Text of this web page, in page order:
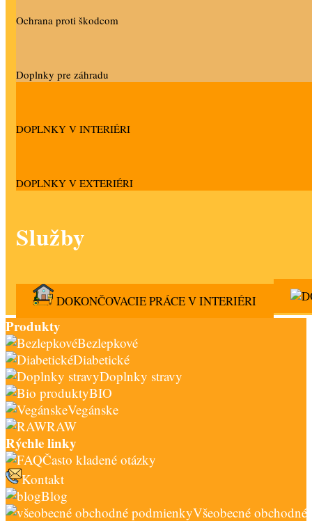
Ochrana proti škodcom
Doplnky pre záhradu
DOPLNKY V INTERIÉRI
DOPLNKY V EXTERIÉRI
Služby
DOKONČOVACIE PRÁCE V INTERIÉRI
Produkty
Bezlepkové
Diabetické
Doplnky stravy
BIO
Vegánske
RAW
Rýchle linky
Často kladené otázky
Kontakt
Blog
Všeobecné